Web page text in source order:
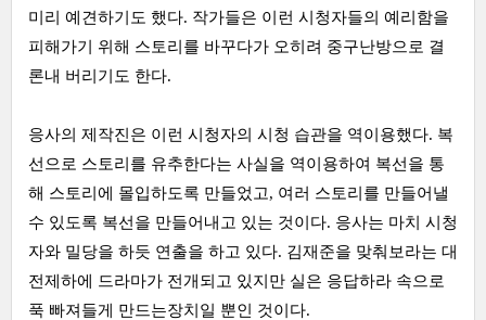
미리 예견하기도 했다. 작가들은 이런 시청자들의 예리함을
피해가기 위해 스토리를 바꾸다가 오히려 중구난방으로 결
론내 버리기도 한다.
응사의 제작진은 이런 시청자의 시청 습관을 역이용했다. 복
선으로 스토리를 유추한다는 사실을 역이용하여 복선을 통
해 스토리에 몰입하도록 만들었고, 여러 스토리를 만들어낼
수 있도록 복선을 만들어내고 있는 것이다. 응사는 마치 시청
자와 밀당을 하듯 연출을 하고 있다. 김재준을 맞춰보라는 대
전제하에 드라마가 전개되고 있지만 실은 응답하라 속으로
푹 빠져들게 만드는장치일 뿐인 것이다.